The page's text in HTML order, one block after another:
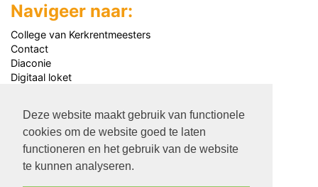
Deze website maakt gebruik van functionele
cookies om de website goed te laten
functioneren en het gebruik van de website
te kunnen analyseren.
Navigeer naar:
College van Kerkrentmeesters
Contact
Diaconie
Digitaal loket
Kerkgebouw
Media
Nieuws
Nieuwsarchief